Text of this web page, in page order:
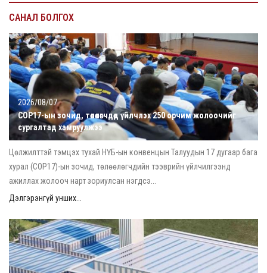
САНАЛ БОЛГОХ
2026/08/07
COP17-ын зочид, төлөөлөгчдөд үйлчлэх 250 орчим жолоочийг
сургалтад хамруулжээ
Цөлжилттэй тэмцэх тухай НҮБ-ын конвенцын Талуудын 17 дугаар бага
хурал (COP17)-ын зочид, төлөөлөгчдийн тээврийн үйлчилгээнд
ажиллах жолооч нарт зориулсан нэгдсэ...
Дэлгэрэнгүй унших...